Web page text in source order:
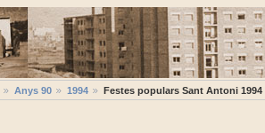
Anys 90 1994 Festes populars Sant Antoni 1994